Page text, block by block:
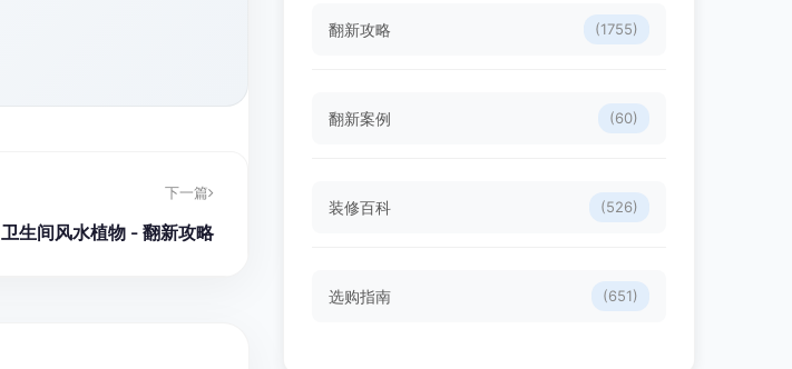
下一篇
卫生间风水植物 - 翻新攻略
翻新攻略 (1755)
翻新案例 (60)
装修百科 (526)
选购指南 (651)